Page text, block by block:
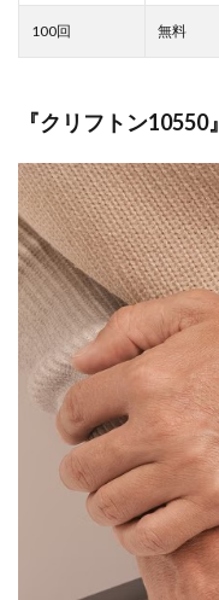
『クリフトン10550』